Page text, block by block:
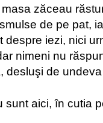
zăceau
de pe pat,
despre iezi, nici
nimeni nu
desluşi de
sunt aici, în cutia